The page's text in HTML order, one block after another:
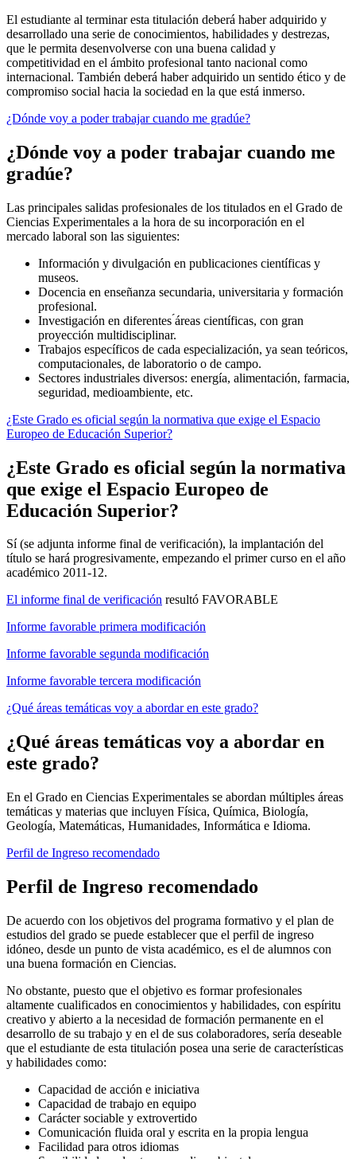
El estudiante al terminar esta titulación deberá haber adquirido y
desarrollado una serie de conocimientos, habilidades y destrezas,
que le permita desenvolverse con una buena calidad y
competitividad en el ámbito profesional tanto nacional como
internacional. También deberá haber adquirido un sentido ético y de
compromiso social hacia la sociedad en la que está inmerso.
¿Dónde voy a poder trabajar cuando me gradúe?
¿Dónde voy a poder trabajar cuando me
gradúe?
Las principales salidas profesionales de los titulados en el Grado de
Ciencias Experimentales a la hora de su incorporación en el
mercado laboral son las siguientes:
Información y divulgación en publicaciones científicas y
museos.
Docencia en enseñanza secundaria, universitaria y formación
profesional.
Investigación en diferentes ́áreas científicas, con gran
proyección multidisciplinar.
Trabajos específicos de cada especialización, ya sean teóricos,
computacionales, de laboratorio o de campo.
Sectores industriales diversos: energía, alimentación, farmacia,
seguridad, medioambiente, etc.
¿Este Grado es oficial según la normativa que exige el Espacio
Europeo de Educación Superior?
¿Este Grado es oficial según la normativa
que exige el Espacio Europeo de
Educación Superior?
Sí (se adjunta informe final de verificación), la implantación del
título se hará progresivamente, empezando el primer curso en el año
académico 2011-12.
El informe final de verificación resultó FAVORABLE
Informe favorable primera modificación
Informe favorable segunda modificación
Informe favorable tercera modificación
¿Qué áreas temáticas voy a abordar en este grado?
¿Qué áreas temáticas voy a abordar en
este grado?
En el Grado en Ciencias Experimentales se abordan múltiples áreas
temáticas y materias que incluyen Física, Química, Biología,
Geología, Matemáticas, Humanidades, Informática e Idioma.
Perfil de Ingreso recomendado
Perfil de Ingreso recomendado
De acuerdo con los objetivos del programa formativo y el plan de
estudios del grado se puede establecer que el perfil de ingreso
idóneo, desde un punto de vista académico, es el de alumnos con
una buena formación en Ciencias.
No obstante, puesto que el objetivo es formar profesionales
altamente cualificados en conocimientos y habilidades, con espíritu
creativo y abierto a la necesidad de formación permanente en el
desarrollo de su trabajo y en el de sus colaboradores, sería deseable
que el estudiante de esta titulación posea una serie de características
y habilidades como:
Capacidad de acción e iniciativa
Capacidad de trabajo en equipo
Carácter sociable y extrovertido
Comunicación fluida oral y escrita en la propia lengua
Facilidad para otros idiomas